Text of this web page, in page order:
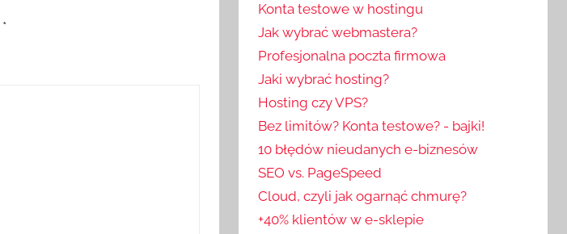
*
Konta testowe w hostingu
Jak wybrać webmastera?
Profesjonalna poczta firmowa
Jaki wybrać hosting?
Hosting czy VPS?
Bez limitów? Konta testowe? - bajki!
10 błędów nieudanych e-biznesów
SEO vs. PageSpeed
Cloud, czyli jak ogarnąć chmurę?
+40% klientów w e-sklepie